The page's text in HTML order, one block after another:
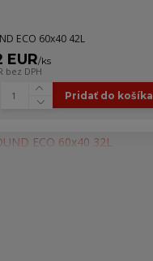
ECO 60x40 42L
EUR/ks
bez DPH
Pridať do košíka